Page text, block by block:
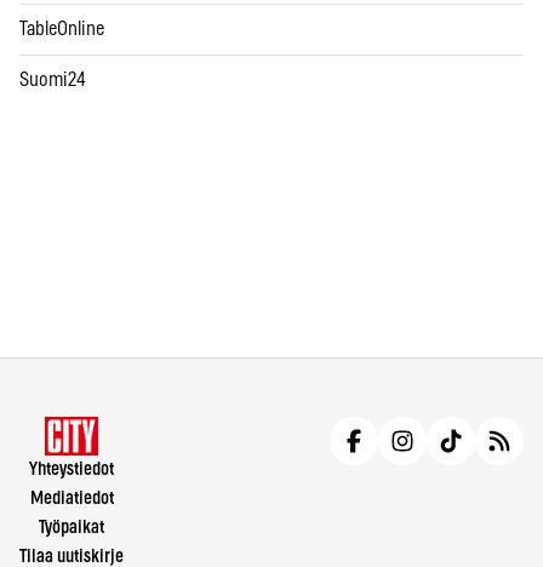
TableOnline
Suomi24
Yhteystiedot
Mediatiedot
Työpaikat
Tilaa uutiskirje